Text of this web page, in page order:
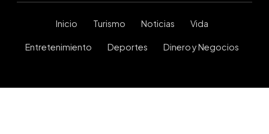
Inicio Turismo Noticias Vida
Entretenimiento Deportes Dinero y Negocios